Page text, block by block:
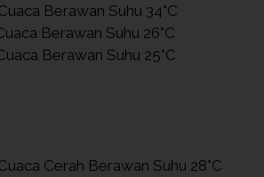
Berawan Suhu 34°C
Berawan Suhu 26°C
Berawan Suhu 25°C
Cerah Berawan Suhu 28°C